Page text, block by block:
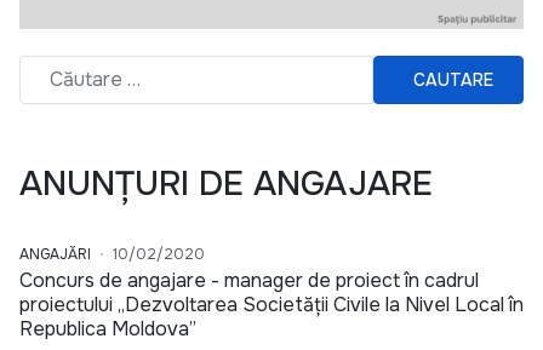
CAUTARE
ANUNȚURI DE ANGAJARE
ANGAJĂRI 10/02/2020
Concurs de angajare - manager de proiect în cadrul
proiectului „Dezvoltarea Societății Civile la Nivel Local în
Republica Moldova”